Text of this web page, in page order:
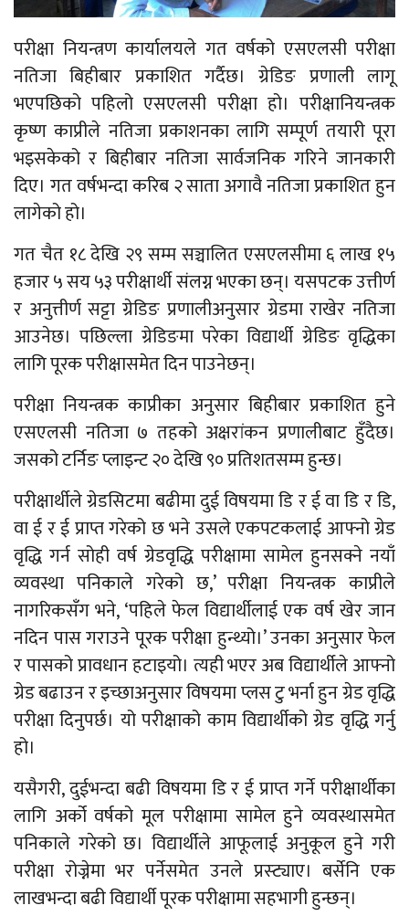
परीक्षा नियन्त्रण कार्यालयले गत वर्षको एसएलसी परीक्षा
नतिजा बिहीबार प्रकाशित गर्दैछ। ग्रेडिङ प्रणाली लागू
भएपछिको पहिलो एसएलसी परीक्षा हो। परीक्षानियन्त्रक
कृष्ण काप्रीले नतिजा प्रकाशनका लागि सम्पूर्ण तयारी पूरा
भइसकेको र बिहीबार नतिजा सार्वजनिक गरिने जानकारी
दिए। गत वर्षभन्दा करिब २ साता अगावै नतिजा प्रकाशित हुन
लागेको हो।
गत चैत १८ देखि २९ सम्म सञ्चालित एसएलसीमा ६ लाख १५
हजार ५ सय ५३ परीक्षार्थी संलग्न भएका छन्। यसपटक उत्तीर्ण
र अनुत्तीर्ण सट्टा ग्रेडिङ प्रणालीअनुसार ग्रेडमा राखेर नतिजा
आउनेछ। पछिल्ला ग्रेडिङमा परेका विद्यार्थी ग्रेडिङ वृद्धिका
लागि पूरक परीक्षासमेत दिन पाउनेछन्।
परीक्षा नियन्त्रक काप्रीका अनुसार बिहीबार प्रकाशित हुने
एसएलसी नतिजा ७ तहको अक्षरांकन प्रणालीबाट हुँदैछ।
जसको टर्निङ प्लाइन्ट २० देखि ९० प्रतिशतसम्म हुन्छ।
परीक्षार्थीले ग्रेडसिटमा बढीमा दुई विषयमा डि र ई वा डि र डि,
वा ई र ई प्राप्त गरेको छ भने उसले एकपटकलाई आफ्नो ग्रेड
वृद्धि गर्न सोही वर्ष ग्रेडवृद्धि परीक्षामा सामेल हुनसक्ने नयाँ
व्यवस्था पनिकाले गरेको छ,’ परीक्षा नियन्त्रक काप्रीले
नागरिकसँग भने, ‘पहिले फेल विद्यार्थीलाई एक वर्ष खेर जान
नदिन पास गराउने पूरक परीक्षा हुन्थ्यो।’ उनका अनुसार फेल
र पासको प्रावधान हटाइयो। त्यही भएर अब विद्यार्थीले आफ्नो
ग्रेड बढाउन र इच्छाअनुसार विषयमा प्लस टु भर्ना हुन ग्रेड वृद्धि
परीक्षा दिनुपर्छ। यो परीक्षाको काम विद्यार्थीको ग्रेड वृद्धि गर्नु
हो।
यसैगरी, दुईभन्दा बढी विषयमा डि र ई प्राप्त गर्ने परीक्षार्थीका
लागि अर्को वर्षको मूल परीक्षामा सामेल हुने व्यवस्थासमेत
पनिकाले गरेको छ। विद्यार्थीले आफूलाई अनुकूल हुने गरी
परीक्षा रोज्नेमा भर पर्नेसमेत उनले प्रस्ट्याए। बर्सेनि एक
लाखभन्दा बढी विद्यार्थी पूरक परीक्षामा सहभागी हुन्छन्।